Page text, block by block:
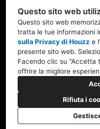
Questo sito web
Questo sito web
tratta le tue informazioni
sulla Privacy di Houzz e l'
presente sito web.
Facendo clic su "Accetta
offrire la migliore
Rifiuta i
+39
Privacy Policy